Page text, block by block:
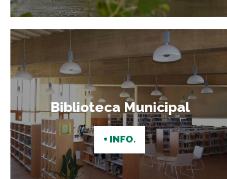
Biblioteca Municipal
+ INFO.